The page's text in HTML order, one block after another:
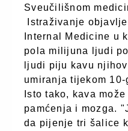
Sveučilišnom
Istraživanje
Internal Medicine u
pola milijuna ljudi
ljudi piju kavu
umiranja tijekom
Isto tako, kava
pamćenja i mozga.
da pijenje tri šalice